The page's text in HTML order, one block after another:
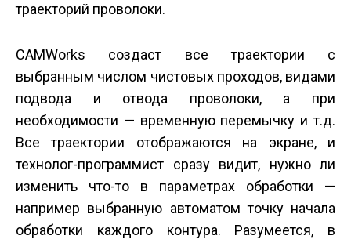
траекторий проволоки.
CAMWorks создаст все траектории с
выбранным числом чистовых проходов, видами
подвода и отвода проволоки, а при
необходимости — временную перемычку и т.д.
Все траектории отображаются на экране, и
технолог-программист сразу видит, нужно ли
изменить что-то в параметрах обработки —
например выбранную автоматом точку начала
обработки каждого контура. Разумеется, в